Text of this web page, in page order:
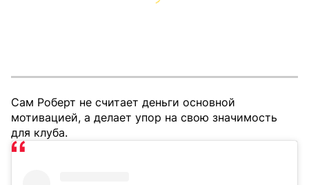
Сам Роберт не считает деньги основной
мотивацией, а делает упор на свою значимость
для клуба.